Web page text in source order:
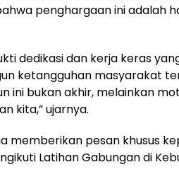
penghargaan ini adalah
dedikasi dan kerja keras
ketangguhan masyarakat
ini bukan akhir, melainkan
kita,” ujarnya.
memberikan pesan khusus
Latihan Gabungan di